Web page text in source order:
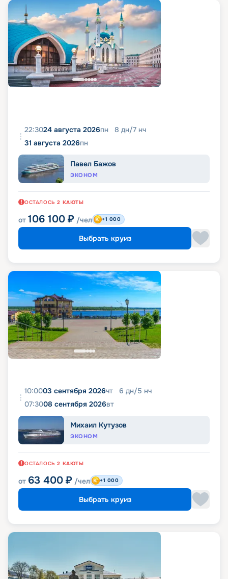
22:3024 августа 2026пн 8 дн/7 нч
31 августа 2026пн
Павел Бажов
ЭКОНОМ
ОСТАЛОСЬ 2 КАЮТЫ
от 106 100 ₽ /чел +1 000
Выбрать круиз
10:0003 сентября 2026чт 6 дн/5 нч
07:3008 сентября 2026вт
Михаил Кутузов
ЭКОНОМ
ОСТАЛОСЬ 2 КАЮТЫ
от 63 400 ₽ /чел +1 000
Выбрать круиз